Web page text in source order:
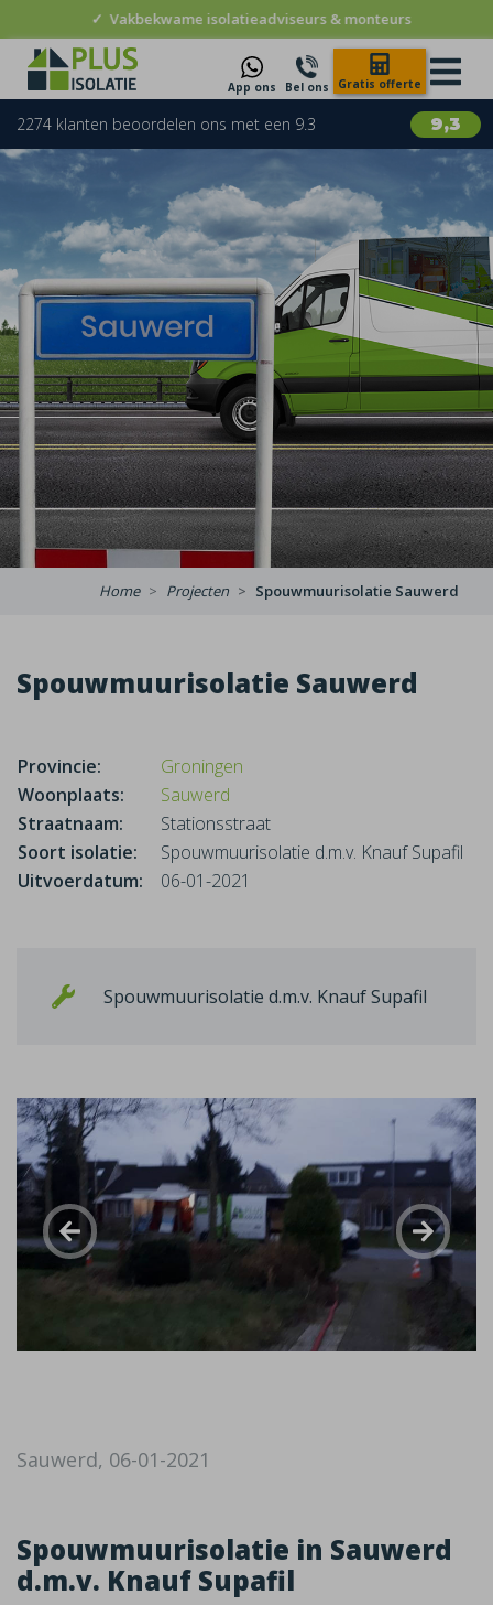
✓ Vakbekwame isolatieadviseurs & monteurs
App ons Bel ons Gratis offerte
9,3
2274 klanten beoordelen ons met een 9.3
Home Projecten Spouwmuurisolatie Sauwerd
Spouwmuurisolatie Sauwerd
Provincie:
Groningen
Woonplaats:
Sauwerd
Straatnaam:
Stationsstraat
Soort isolatie:
Spouwmuurisolatie d.m.v. Knauf Supafil
Uitvoerdatum:
06-01-2021
Spouwmuurisolatie d.m.v. Knauf Supafil
Sauwerd, 06-01-2021
Spouwmuurisolatie in Sauwerd
d.m.v. Knauf Supafil